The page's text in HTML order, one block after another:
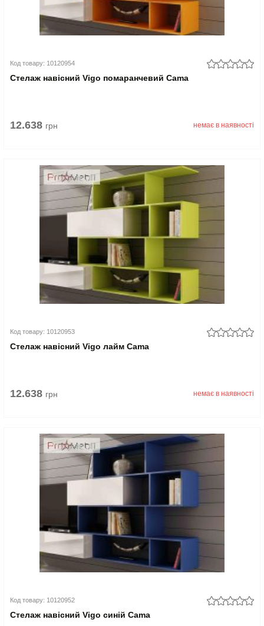
Код товару: 10120954
Стелаж навісний Vigo помаранчевий Cama
12.638 грн немає в наявності
Код товару: 10120953
Стелаж навісний Vigo лайм Cama
12.638 грн немає в наявності
Код товару: 10120952
Стелаж навісний Vigo синій Cama